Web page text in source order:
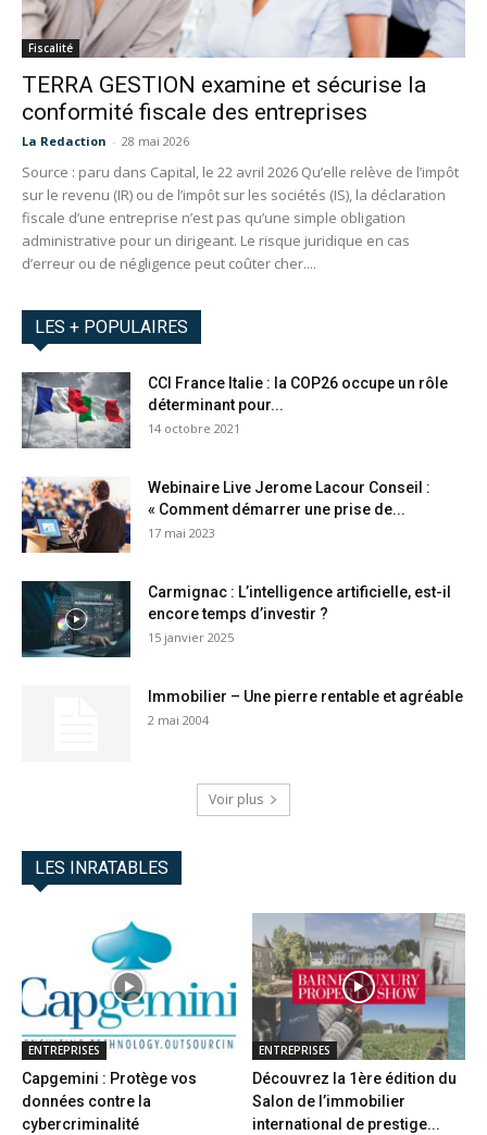
Fiscalité
TERRA GESTION examine et sécurise la
conformité fiscale des entreprises
La Redaction - 28 mai 2026
Source : paru dans Capital, le 22 avril 2026 Qu’elle relève de l’impôt
sur le revenu (IR) ou de l’impôt sur les sociétés (IS), la déclaration
fiscale d’une entreprise n’est pas qu’une simple obligation
administrative pour un dirigeant. Le risque juridique en cas
d’erreur ou de négligence peut coûter cher....
LES + POPULAIRES
CCI France Italie : la COP26 occupe un rôle
déterminant pour...
14 octobre 2021
Webinaire Live Jerome Lacour Conseil :
« Comment démarrer une prise de...
17 mai 2023
Carmignac : L’intelligence artificielle, est-il
encore temps d’investir ?
15 janvier 2025
Immobilier – Une pierre rentable et agréable
2 mai 2004
Voir plus
LES INRATABLES
ENTREPRISES
Capgemini : Protège vos
données contre la
cybercriminalité
ENTREPRISES
Découvrez la 1ère édition du
Salon de l’immobilier
international de prestige...